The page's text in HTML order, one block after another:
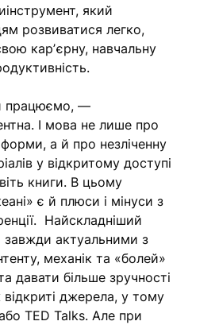
який
розвиватися легко,
карʼєрну, навчальну
працюємо, —
І мова не лише про
а й про незліченну
у відкритому доступі
книги. В цьому
є й плюси і мінуси з
Найскладніший
актуальними з
механік та «болей»
давати більше зручності
відкриті джерела, у тому
TED Talks. Але при